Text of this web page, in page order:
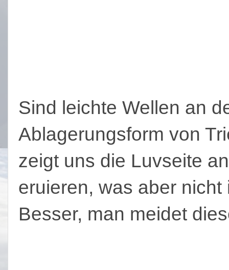
Sind leichte Wellen an
Ablagerungsform von
zeigt uns die Luvseite
eruieren, was aber
Besser, man meidet